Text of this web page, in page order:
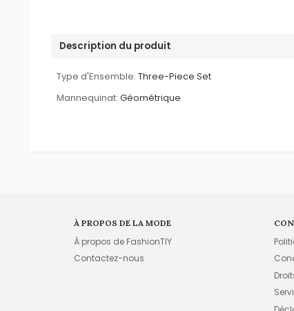
Description du produit
Type d'Ensemble: Three-Piece Set
Mannequinat: Géométrique
À PROPOS DE LA MODE
À propos de FashionTIY
Contactez-nous